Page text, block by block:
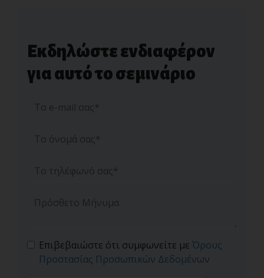
Εκδηλώστε ενδιαφέρον
για αυτό το σεμινάριο
Επιβεβαιώστε ότι συμφωνείτε με Όρους
Προστασίας Προσωπικών Δεδομένων